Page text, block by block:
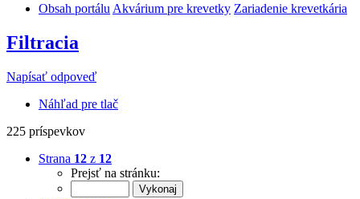
Obsah portálu Akvárium pre krevetky Zariadenie krevetkária
Filtracia
Napísať odpoveď
Náhľad pre tlač
225 príspevkov
Strana 12 z 12
Prejsť na stránku: